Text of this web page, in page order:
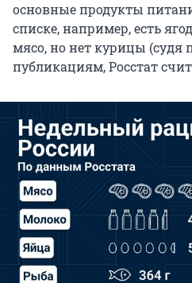
основные продукты
списке, например, есть
мясо, но нет курицы (судя
публикациям, Росстат